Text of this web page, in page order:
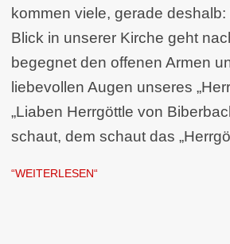
kommen viele, gerade
Blick in unserer Kirche geht
begegnet den offenen Armen
liebevollen Augen unseres
„Liaben Herrgöttle von
schaut, dem schaut das
“WEITERLESEN“